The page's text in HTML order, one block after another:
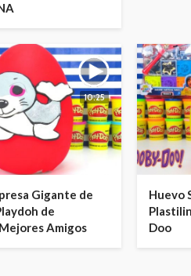
10:25
Gigante de
de
Amigos
Huevo
Doo